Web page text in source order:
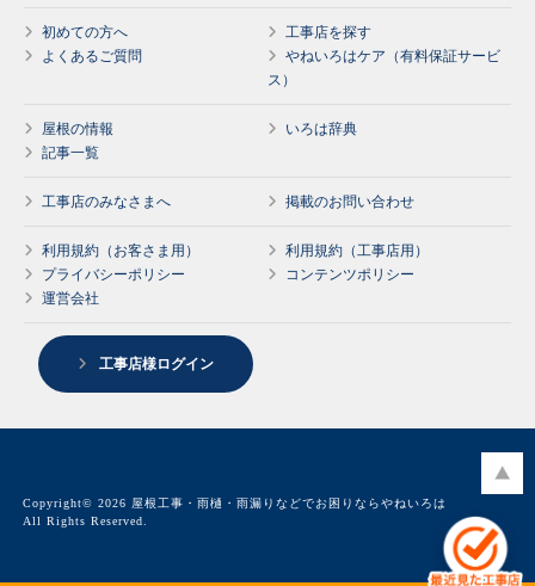
初めての方へ
工事店を探す
よくあるご質問
やねいろはケア（有料保証サービ
ス）
屋根の情報
いろは辞典
記事一覧
工事店のみなさまへ 掲載のお問い合わせ
利用規約（お客さま用）
利用規約（工事店用）
プライバシーポリシー
コンテンツポリシー
運営会社
工事店様ログイン
Copyright© 2026 屋根工事・雨樋・雨漏りなどでお困りならやねいろは
All Rights Reserved.